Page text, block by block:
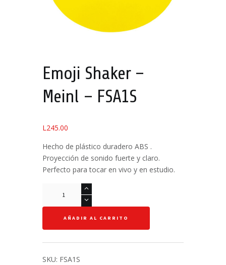
Emoji Shaker –
Meinl – FSA1S
L245.00
Hecho de plástico duradero ABS .
Proyección de sonido fuerte y claro.
Perfecto para tocar en vivo y en estudio.
Shaker
cantidad
AÑADIR AL CARRITO
SKU: FSA1S